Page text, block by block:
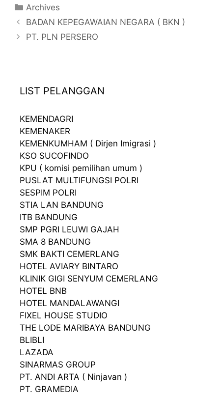
Categories
Archives
BADAN KEPEGAWAIAN NEGARA ( BKN )
PT. PLN PERSERO
LIST PELANGGAN
KEMENDAGRI
KEMENAKER
KEMENKUMHAM ( Dirjen Imigrasi )
KSO SUCOFINDO
KPU ( komisi pemilihan umum )
PUSLAT MULTIFUNGSI POLRI
SESPIM POLRI
STIA LAN BANDUNG
ITB BANDUNG
SMP PGRI LEUWI GAJAH
SMA 8 BANDUNG
SMK BAKTI CEMERLANG
HOTEL AVIARY BINTARO
KLINIK GIGI SENYUM CEMERLANG
HOTEL BNB
HOTEL MANDALAWANGI
FIXEL HOUSE STUDIO
THE LODE MARIBAYA BANDUNG
BLIBLI
LAZADA
SINARMAS GROUP
PT. ANDI ARTA ( Ninjavan )
PT. GRAMEDIA